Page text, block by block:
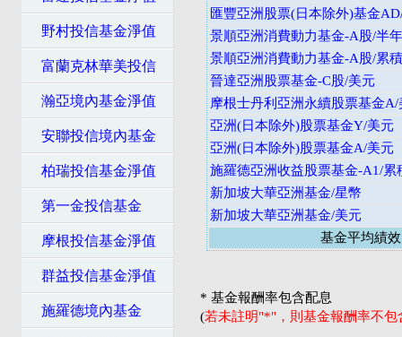
野村投信基金淨值
富蘭克林華美投信
瀚亞境內基金淨值
安聯投信境內基金
柏瑞投信基金淨值
第一金投信基金
摩根投信基金淨值
群益投信基金淨值
施羅德境內基金
匯豐亞洲股票(日本除外)基金
景順亞洲消費動力基金-A股/半
景順亞洲消費動力基金-A股/累
晉達亞洲股票基金-C股/美元
摩根士丹利亞洲永續股票基金A/
亞洲(日本除外)股票基金Y/美元
亞洲(日本除外)股票基金A/美元
施羅德亞洲收益股票基金-A1/累
新加坡大華亞洲基金/星幣
新加坡大華亞洲基金/美元
基金平均績效
* 基金報酬率包含配息
(若未註明"*"，則基金報酬率不